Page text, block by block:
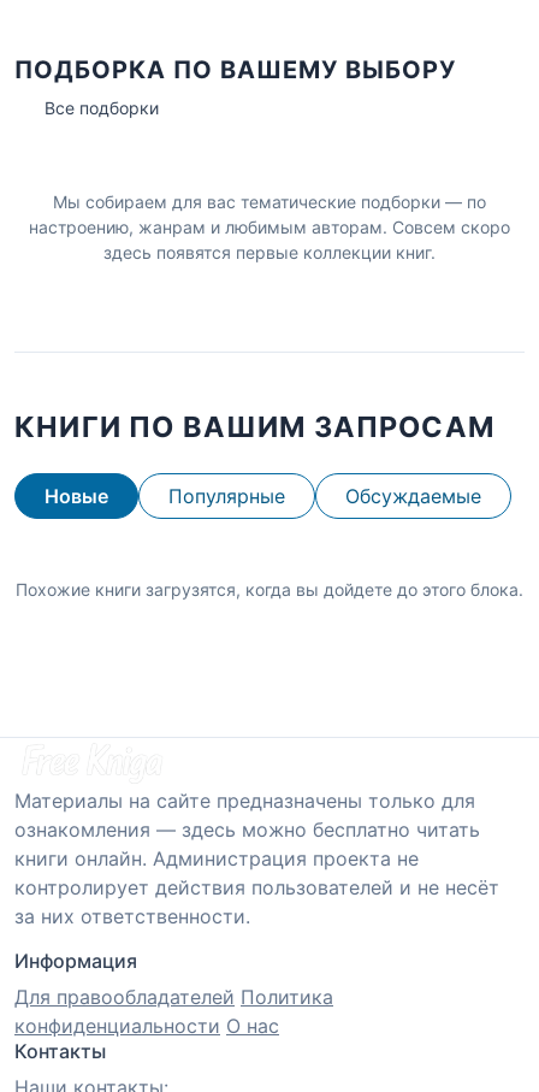
ПОДБОРКА ПО ВАШЕМУ ВЫБОРУ
Все подборки
Мы собираем для вас тематические подборки — по
настроению, жанрам и любимым авторам. Совсем скоро
здесь появятся первые коллекции книг.
КНИГИ ПО ВАШИМ ЗАПРОСАМ
Новые Популярные Обсуждаемые
Похожие книги загрузятся, когда вы дойдете до этого блока.
Материалы на сайте предназначены только для
ознакомления — здесь можно бесплатно читать
книги онлайн. Администрация проекта не
контролирует действия пользователей и не несёт
за них ответственности.
Информация
Для правообладателей Политика
конфиденциальности О нас
Контакты
Наши контакты: